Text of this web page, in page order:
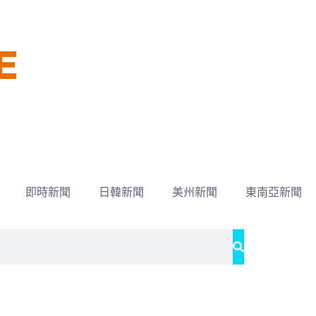
即時新聞 日韓新聞 美州新聞 東南亞新聞